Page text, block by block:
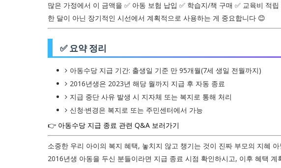
많은 가정에서 이 금액을 ✅ 아동 보험 납입 ✅ 학습지/책 구매 ✅ 교육비 적
한 달이 아닌 장기적인 시선에서 계획적으로 사용하는 게 중요합니다 😊
✅ 요약 정리
아동수당 지급 기간: 출생일 기준 만 95개월(7세 생일 전월까지)
2016년생은 2023년 해당 월까지 지급 후 자동 종료
지급 중단 사유 발생 시 지자체 또는 복지로 통해 처리
신청·변경은 복지로 또는 주민센터에서 가능
👉 아동수당 지급 종료 관련 Q&A 보러가기
소중한 우리 아이의 복지 혜택, 놓치지 않고 챙기는 것이 진짜 부모의 지혜 아
2016년생 아동을 두신 분들이라면 지급 종료 시점 확인하시고, 이후 혜택